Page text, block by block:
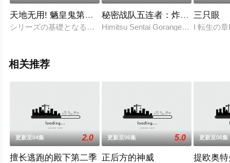
天地无用! 魉皇鬼第二期
シリーズの基礎となる最初に製作されたOVAシリーズ。 第二
秘密战队五连者：炸弹旋风
Himitsu Sentai Goranger: The Bomb
三只眼
I 転生の
相关推荐
更新至04集 2.0
擅长逃跑的殿下第二季
更新至06集 5.0
正后方的神威
更新至06集
提欧奥